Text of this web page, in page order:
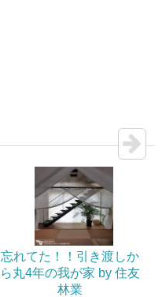
忘れてた！！引き渡しか
ら丸4年の我が家 by 住友
林業